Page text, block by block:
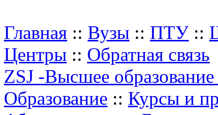
Главная :: Вузы :: ПТУ ::
Центры :: Обратная связь
ZSJ -Высшее
Образование :: Курсы и